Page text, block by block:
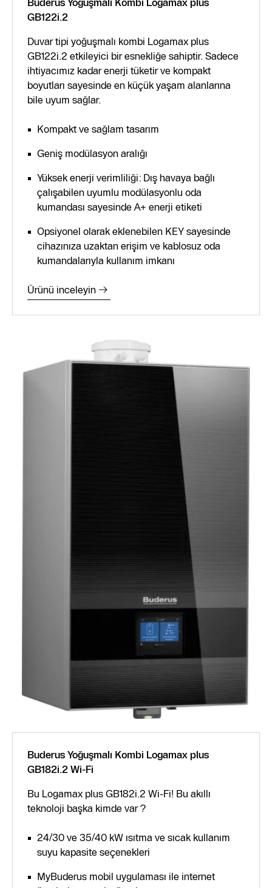
Buderus Yoğuşmalı Kombi Logamax plus
GB122i.2
Duvar tipi yoğuşmalı kombi Logamax plus
GB122i.2 etkileyici bir esnekliğe sahiptir. Sadece
ihtiyacımız kadar enerji tüketir ve kompakt
boyutları sayesinde en küçük yaşam alanlarına
bile uyum sağlar.
Kompakt ve sağlam tasarım
Geniş modülasyon aralığı
Yüksek enerji verimliliği: Dış havaya bağlı
çalışabilen uyumlu modülasyonlu oda
kumandası sayesinde A+ enerji etiketi
Opsiyonel olarak eklenebilen KEY sayesinde
cihazınıza uzaktan erişim ve kablosuz oda
kumandalarıyla kullanım imkanı
Ürünü inceleyin
Buderus Yoğuşmalı Kombi Logamax plus
GB182i.2 Wi-Fi
Bu Logamax plus GB182i.2 Wi-Fi! Bu akıllı
teknoloji başka kimde var ?
24/30 ve 35/40 kW ısıtma ve sıcak kullanım
suyu kapasite seçenekleri
MyBuderus mobil uygulaması ile internet